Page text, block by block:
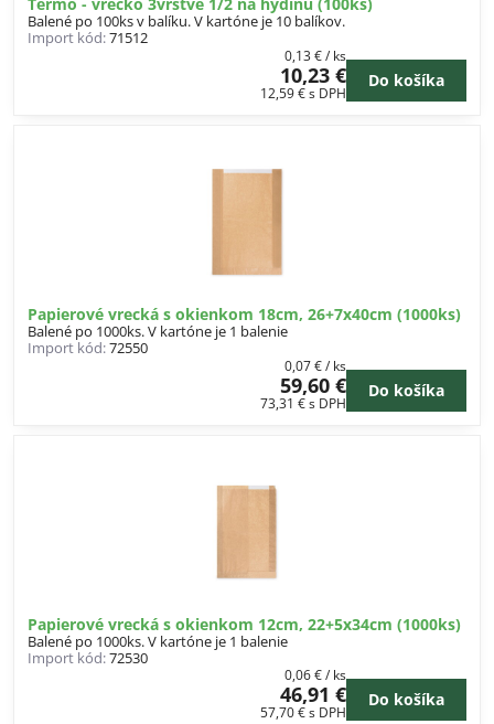
Balené po 100ks v balíku. V kartóne je 10 balíkov.
Import kód:71512
10,23 €
12,59 €s DPH
0,13 €/ ks
Do košíka
Papierové vrecká s okienkom 18cm, 26+7x40cm (1000ks)
Balené po 1000ks. V kartóne je 1 balenie
Import kód:72550
59,60 €
73,31 €s DPH
0,07 €/ ks
Do košíka
Papierové vrecká s okienkom 12cm, 22+5x34cm (1000ks)
Balené po 1000ks. V kartóne je 1 balenie
Import kód:72530
46,91 €
57,70 €s DPH
0,06 €/ ks
Do košíka